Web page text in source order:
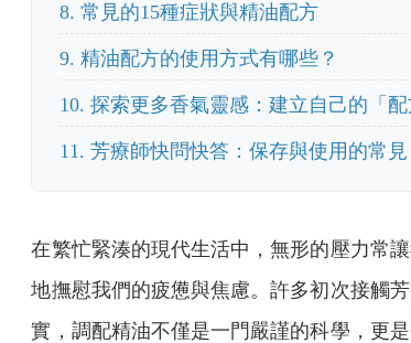
8. 常見的15種症狀與精油配方
9. 精油配方的使用方式有哪些？
10. 探索更多香氣靈感：建立自己的「配
11. 芳療師快問快答：保存與使用的常
在繁忙緊湊的現代生活中，無形的壓力常
地撫慰我們的疲憊與焦慮。許多初次接觸
實，調配精油不僅是一門嚴謹的科學，更